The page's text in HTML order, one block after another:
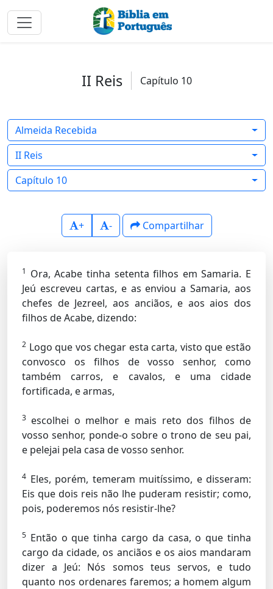
II Reis Capítulo 10
Almeida Recebida
II Reis
Capítulo 10
+ - Compartilhar
1 Ora, Acabe tinha setenta filhos em Samaria. E
Jeú escreveu cartas, e as enviou a Samaria, aos
chefes de Jezreel, aos anciãos, e aos aios dos
filhos de Acabe, dizendo:
2 Logo que vos chegar esta carta, visto que estão
convosco os filhos de vosso senhor, como
também carros, e cavalos, e uma cidade
fortificada, e armas,
3 escolhei o melhor e mais reto dos filhos de
vosso senhor, ponde-o sobre o trono de seu pai,
e pelejai pela casa de vosso senhor.
4 Eles, porém, temeram muitíssimo, e disseram:
Eis que dois reis não lhe puderam resistir; como,
pois, poderemos nós resistir-lhe?
5 Então o que tinha cargo da casa, o que tinha
cargo da cidade, os anciãos e os aios mandaram
dizer a Jeú: Nós somos teus servos, e tudo
quanto nos ordenares faremos; a homem algum